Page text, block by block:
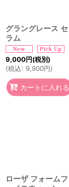
グラングレース セ
ラム
9,000円(税別)
(税込: 9,900円)
カートに入れる
ローザ フォームフ